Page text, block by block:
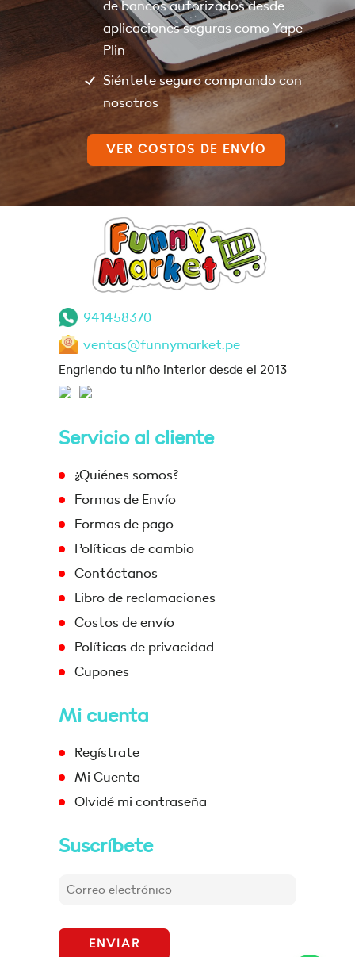
de bancos autorizados desde
aplicaciones seguras como Yape –
Plin
Siéntete seguro comprando con
nosotros
VER COSTOS DE ENVÍO
941458370
ventas@funnymarket.pe
Engriendo tu niño interior desde el 2013
Servicio al cliente
¿Quiénes somos?
Formas de Envío
Formas de pago
Políticas de cambio
Contáctanos
Libro de reclamaciones
Costos de envío
Políticas de privacidad
Cupones
Mi cuenta
Regístrate
Mi Cuenta
Olvidé mi contraseña
Suscríbete
ENVIAR